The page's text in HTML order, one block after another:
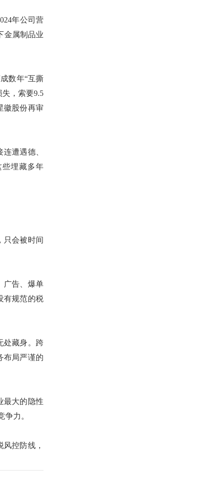
年公司营
金属制品业
数年“互撕
，索要9.5
徽股份再审
遭遇德、
埋藏多年
只会被时间
广告、爆单
有规范的税
处藏身。跨
布局严谨的
最大的隐性
力。
控防线，